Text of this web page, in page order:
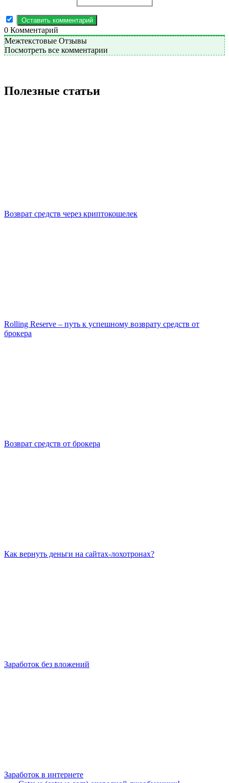
0 Комментарий
Межтекстовые Отзывы
Посмотреть все комментарии
Полезные статьи
Возврат средств через криптокошелек
Rolling Reserve – путь к успешному возврату средств от
брокера
Возврат средств от брокера
Как вернуть деньги на сайтах-лохотронах?
Заработок без вложений
Заработок в интернете